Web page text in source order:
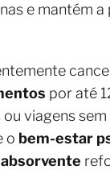
e mantém
por até
viagens
o bem-estar